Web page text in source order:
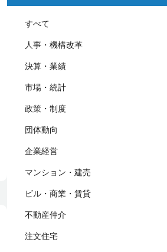
すべて
人事・機構改革
決算・業績
市場・統計
政策・制度
団体動向
企業経営
マンション・建売
ビル・商業・賃貸
不動産仲介
注文住宅